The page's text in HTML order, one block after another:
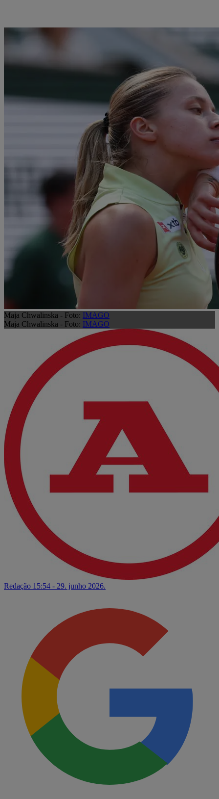
Maja Chwalinska - Foto: IMAGO
Maja Chwalinska - Foto: IMAGO
Redação 15:54 - 29. junho 2026.